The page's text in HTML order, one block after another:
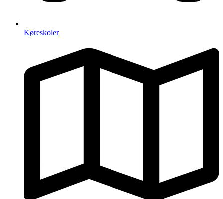
Køreskoler